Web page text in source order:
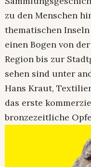
zu den Menschen
thematischen
einen Bogen von
Region bis zur
sehen sind unter
Hans Kraut,
das erste
bronzezeitliche